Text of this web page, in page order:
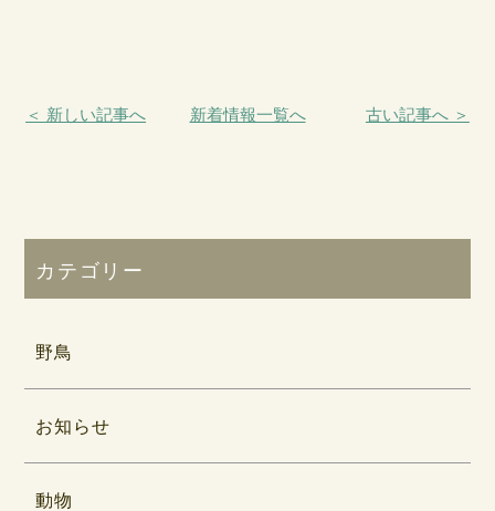
＜ 新しい記事へ 新着情報一覧へ 古い記事へ ＞
カテゴリー
野鳥
お知らせ
動物